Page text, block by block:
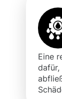
Eine
dafür,